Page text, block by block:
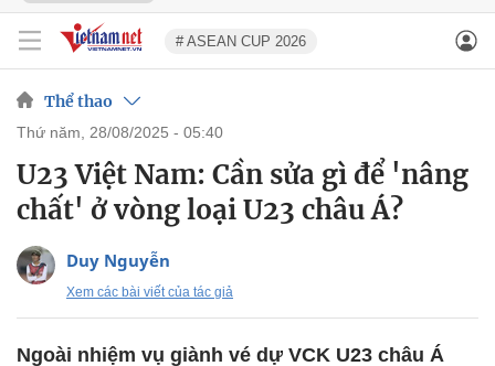
# ASEAN CUP 2026
Thể thao
thứ năm, 28/08/2025 - 05:40
U23 Việt Nam: Cần sửa gì để 'nâng
chất' ở vòng loại U23 châu Á?
Duy Nguyễn
Xem các bài viết của tác giả
Ngoài nhiệm vụ giành vé dự VCK U23 châu Á